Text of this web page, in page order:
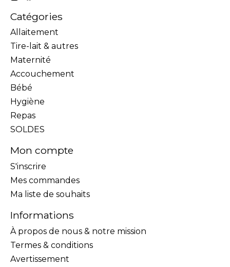
Catégories
Allaitement
Tire-lait & autres
Maternité
Accouchement
Bébé
Hygiène
Repas
SOLDES
Mon compte
S'inscrire
Mes commandes
Ma liste de souhaits
Informations
À propos de nous & notre mission
Termes & conditions
Avertissement